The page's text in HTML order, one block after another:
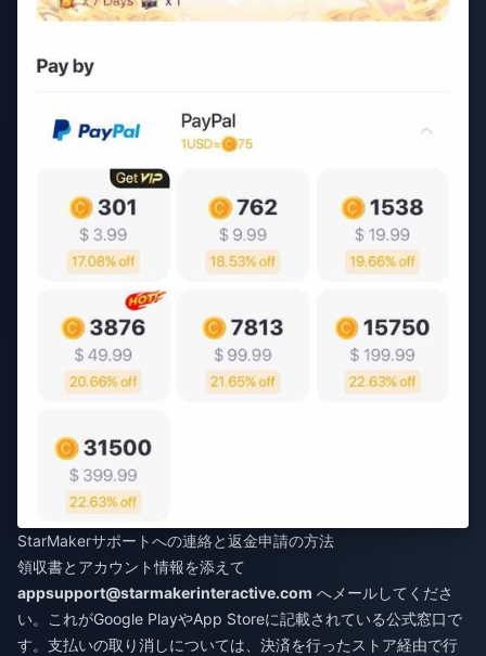
StarMakerサポートへの連絡と返金申請の方法
領収書とアカウント情報を添えて
appsupport@starmakerinteractive.com へメールしてくださ
い。これがGoogle PlayやApp Storeに記載されている公式窓口で
す。支払いの取り消しについては、決済を行ったストア経由で行